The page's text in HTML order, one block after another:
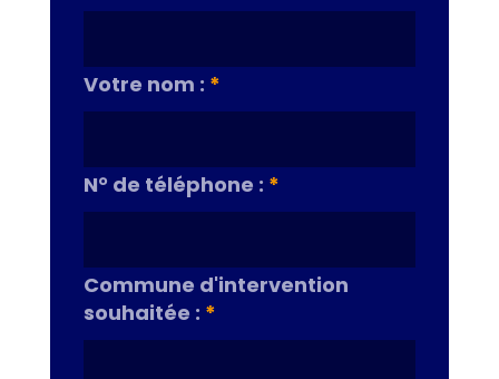
Votre nom : *
N° de téléphone : *
Commune d'intervention
souhaitée : *